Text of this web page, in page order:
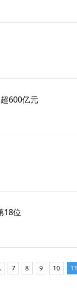
600亿元
18位
7 8 9 10 11